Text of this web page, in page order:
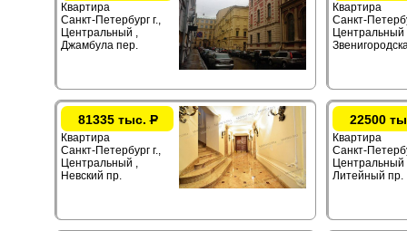
Квартира
Санкт-Петербург г.,
Центральный ,
Джамбула пер.
Квартира
Санкт-
Центральный
81335 тыс.Р
Квартира
Санкт-Петербург г.,
Центральный ,
Невский пр.
22500
Квартира
Санкт-
Центральный
Литейный пр.